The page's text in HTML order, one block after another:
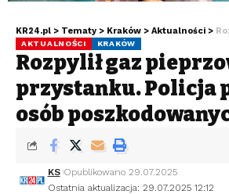
KR24.pl > Tematy > Kraków > Aktualności >
AKTUALNOŚCI KRAKÓW
Rozpylił gaz
przystanku. Policja
osób
Ostatnia aktualizacja: 29.07.2025 12:12
KS Opublikowano 29.07.2025